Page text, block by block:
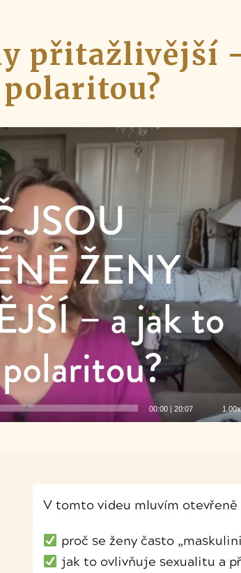
přitažlivější
00:00 | 20:07 1.00x
V tomto videu mluvím otevřeně
proč se ženy často
jak to ovlivňuje sexualitu a